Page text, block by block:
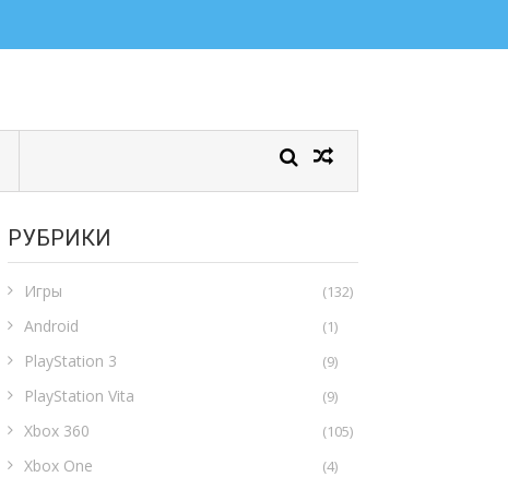
РУБРИКИ
Игры (132)
Android (1)
PlayStation 3 (9)
PlayStation Vita (9)
Xbox 360 (105)
Xbox One (4)